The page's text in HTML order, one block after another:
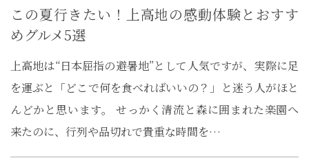
この夏行きたい！上高地の感動体験とおすす
めグルメ5選
上高地は“日本屈指の避暑地”として人気ですが、実際に足
を運ぶと「どこで何を食べればいいの？」と迷う人がほと
んどかと思います。 せっかく清流と森に囲まれた楽園へ
来たのに、行列や品切れで貴重な時間を…